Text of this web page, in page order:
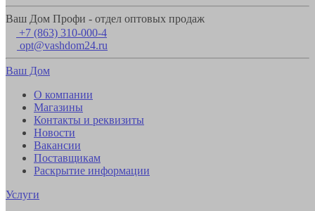
Ваш Дом Профи - отдел оптовых продаж
+7 (863) 310-000-4
opt@vashdom24.ru
Ваш Дом
О компании
Магазины
Контакты и реквизиты
Новости
Вакансии
Поставщикам
Раскрытие информации
Услуги